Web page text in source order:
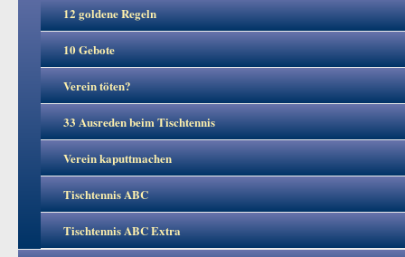
12 goldene Regeln
10 Gebote
Verein töten?
33 Ausreden beim Tischtennis
Verein kaputtmachen
Tischtennis ABC
Tischtennis ABC Extra